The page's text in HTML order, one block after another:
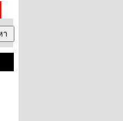
ที่ contact@amthai.co.uk , Line